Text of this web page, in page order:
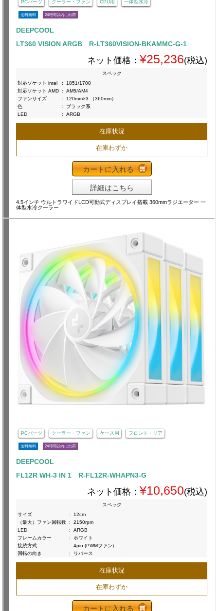
PCパーツ クーラー・ファン CPU用 一体型水冷
送料無料 24時間以内に出荷
DEEPCOOL
LT360 VISION ARGB R-LT360VISION-BKAMMC-G-1
ネット価格： ¥25,236(税込)
スペック
対応ソケット intel
:
1851/1700
対応ソケット AMD :
AM5/AM4
ファンサイズ
:
120mm×3 （360mm）
色
:
ブラック系
LED
: ARGB
在庫状況
在庫わずか
カートに入れる
詳細はこちら
4.5インチ ウルトラワイドLCD可動式ディスプレイ搭載 360mmラジエーター 一
体型水冷クーラー
PCパーツ クーラー・ファン ケース用 フロント・リア
送料無料 24時間以内に出荷
DEEPCOOL
FL12R WH-3 IN 1 R-FL12R-WHAPN3-G
ネット価格： ¥10,650(税込)
スペック
サイズ
:
12cm
（最大）ファン回転数 :
2150rpm
LED
:
ARGB
フレームカラー
:
ホワイト
接続方式
:
4pin (PWMファン)
回転の向き
: リバース
在庫状況
在庫わずか
カートに入れる